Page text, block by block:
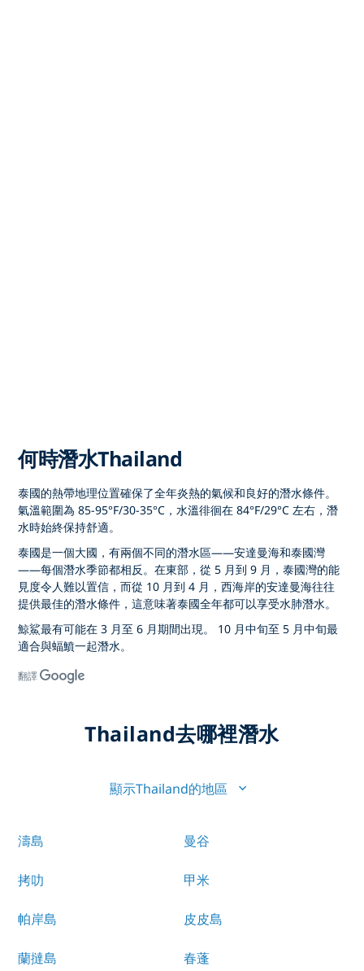
何時潛水Thailand
泰國的熱帶地理位置確保了全年炎熱的氣候和良好的潛水條件。
氣溫範圍為 85-95°F/30-35°C，水溫徘徊在 84°F/29°C 左右，潛
水時始終保持舒適。
泰國是一個大國，有兩個不同的潛水區——安達曼海和泰國灣
——每個潛水季節都相反。在東部，從 5 月到 9 月，泰國灣的能
見度令人難以置信，而從 10 月到 4 月，西海岸的安達曼海往往
提供最佳的潛水條件，這意味著泰國全年都可以享受水肺潛水。
鯨鯊最有可能在 3 月至 6 月期間出現。 10 月中旬至 5 月中旬最
適合與蝠鱝一起潛水。
翻譯
Thailand去哪裡潛水
顯示Thailand的地區
濤島 曼谷
拷叻 甲米
帕岸島 皮皮島
蘭撻島 春蓬